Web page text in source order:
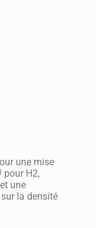
une mise
pour H2,
une
la densité